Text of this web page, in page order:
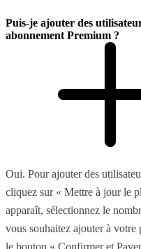
Puis-je ajouter des
abonnement Premium ?
Oui. Pour ajouter des
cliquez sur « Mettre à jour le
apparaît, sélectionnez le
vous souhaitez ajouter à
le bouton « Confirmer et